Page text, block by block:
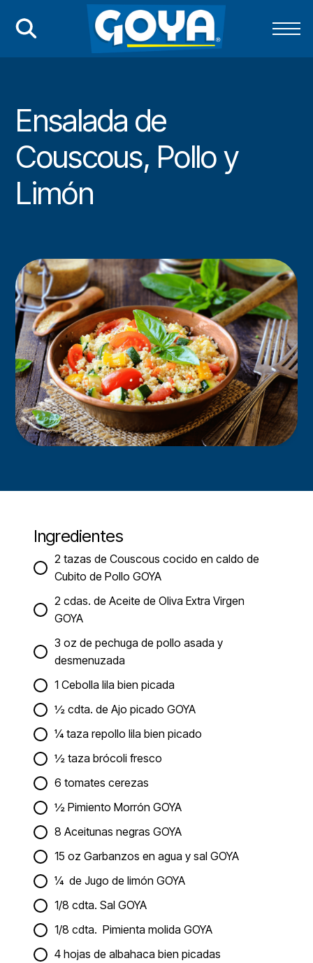
Ensalada de
Couscous, Pollo y
Limón
Ingredientes
2 tazas de Couscous cocido en caldo de
Cubito de Pollo GOYA
2 cdas. de Aceite de Oliva Extra Virgen
GOYA
3 oz de pechuga de pollo asada y
desmenuzada
1 Cebolla lila bien picada
½ cdta. de Ajo picado GOYA
¼ taza repollo lila bien picado
½ taza brócoli fresco
6 tomates cerezas
½ Pimiento Morrón GOYA
8 Aceitunas negras GOYA
15 oz Garbanzos en agua y sal GOYA
¼ de Jugo de limón GOYA
1/8 cdta. Sal GOYA
1/8 cdta. Pimienta molida GOYA
4 hojas de albahaca bien picadas